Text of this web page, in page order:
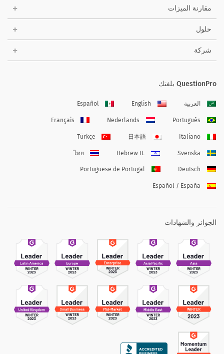
مقارنة الميزات
حلول
شركة
QuestionPro بلغتك
العربية English
Español
Português
Nederlands
Français
Italiano
日本語
Türkçe
Svenska
Hebrew IL
ไทย
Deutsch
Portuguese de Portugal
Español / España
الجوائز والشهادات